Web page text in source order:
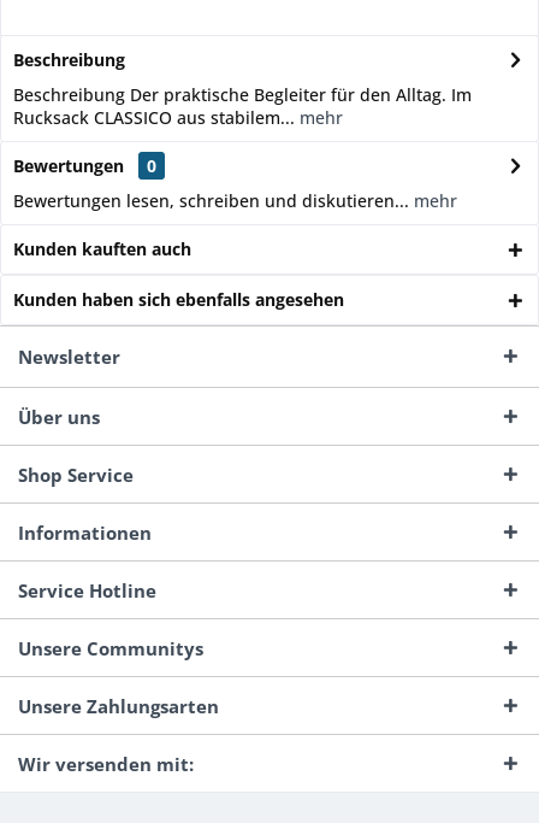
Beschreibung
Beschreibung Der praktische Begleiter für den Alltag. Im
Rucksack CLASSICO aus stabilem... mehr
Bewertungen
0
Bewertungen lesen, schreiben und diskutieren... mehr
Kunden kauften auch
Kunden haben sich ebenfalls angesehen
Newsletter
Über uns
Shop Service
Informationen
Service Hotline
Unsere Communitys
Unsere Zahlungsarten
Wir versenden mit: